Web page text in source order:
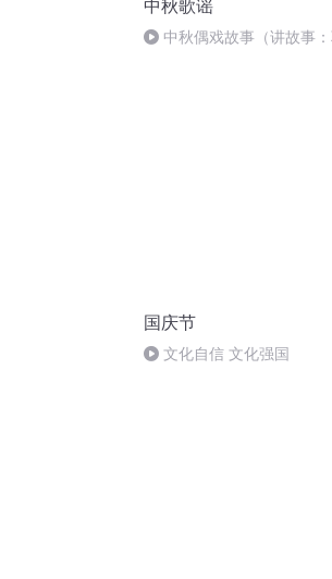
中秋歌谣
中秋偶戏故事（讲故事
国庆节
文化自信 文化强国